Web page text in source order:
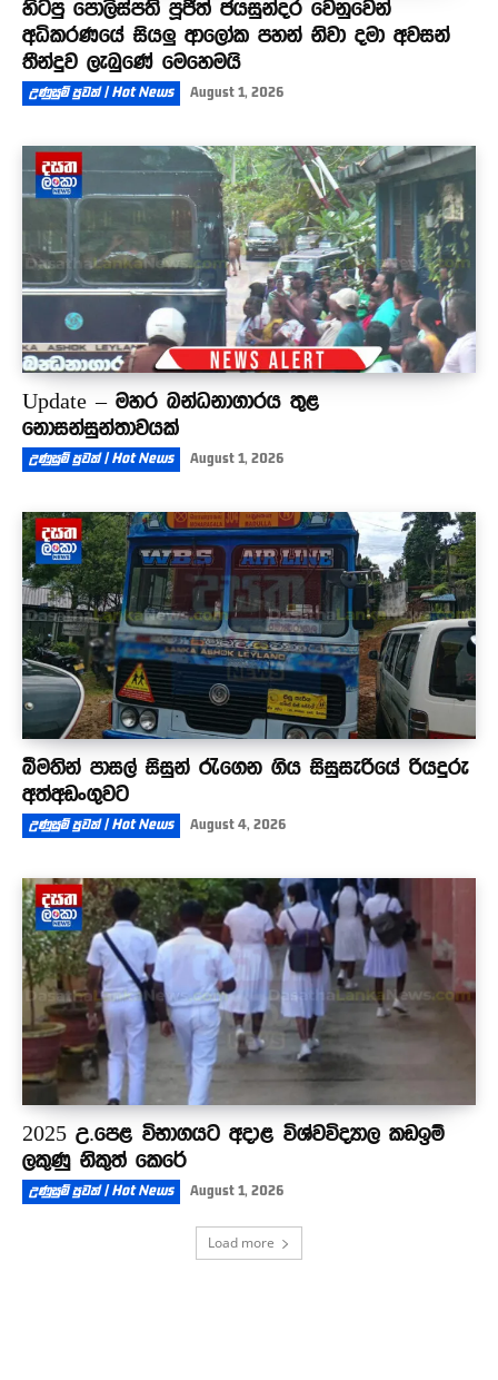
හිටපු පොලිස්පති පූජිත් ජයසුන්දර වෙනුවෙන්
අධිකරණයේ සියලු ආලෝක පහන් නිවා දමා අවසන්
තීන්දුව ලැබුණේ මෙහෙමයි
උණුසුම් පුවත් | Hot News August 1, 2026
Update – මහර බන්ධනාගාරය තුළ
නොසන්සුන්තාවයක්
උණුසුම් පුවත් | Hot News August 1, 2026
බීමතින් පාසල් සිසුන් රැගෙන ගිය සිසුසැරියේ රියදුරු
අත්අඩංගුවට
උණුසුම් පුවත් | Hot News August 4, 2026
2025 උ.පෙළ විභාගයට අදාළ විශ්වවිද්‍යාල කඩඉම්
ලකුණු නිකුත් කෙරේ
උණුසුම් පුවත් | Hot News August 1, 2026
Load more